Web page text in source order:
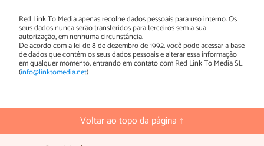
Red Link To Media apenas recolhe dados pessoais para uso interno. Os
seus dados nunca serão transferidos para terceiros sem a sua
autorização, em nenhuma circunstância.
De acordo com a lei de 8 de dezembro de 1992, você pode acessar a base
de dados que contém os seus dados pessoais e alterar essa informação
em qualquer momento, entrando em contato com Red Link To Media SL
(info@linktomedia.net)
Voltar ao topo da página ↑